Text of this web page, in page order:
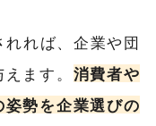
れば、企業や団
ます。 消費者や
勢を企業選びの